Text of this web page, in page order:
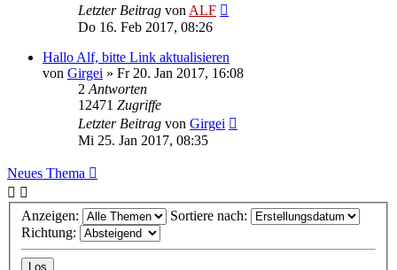
Letzter Beitrag von ALF
Do 16. Feb 2017, 08:26
Hallo Alf, bitte Link aktualisieren
von Girgei » Fr 20. Jan 2017, 16:08
2 Antworten
12471 Zugriffe
Letzter Beitrag von Girgei
Mi 25. Jan 2017, 08:35
Neues Thema
Anzeigen:
Sortiere nach:
Richtung: